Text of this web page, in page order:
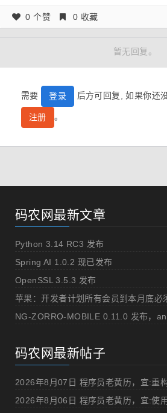
0 个赞 0 收藏
暂无回复。
需要 登录 后方可回复, 如果你还
注册 。
码农网最新文章
Python 3.14 RC3 发布
Spring AI 1.0.2 现已发布
OpenSSL 3.5.3 发布
苹果：开发者计划所有会员到本月底必
码农网最新帖子